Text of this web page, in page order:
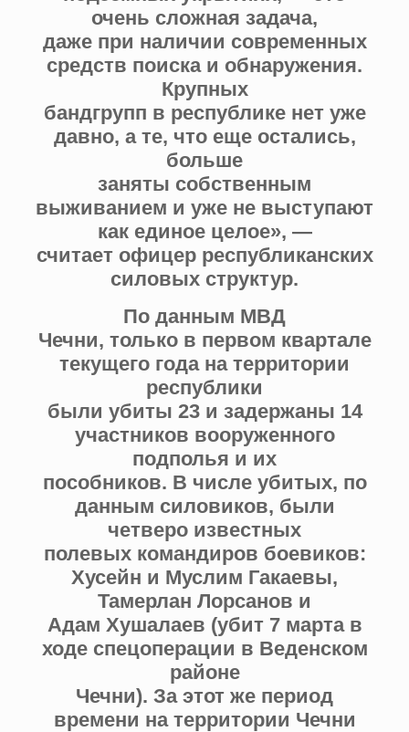
очень сложная задача,
даже при наличии современных
средств поиска и обнаружения.
Крупных
бандгрупп в республике нет уже
давно, а те, что еще остались,
больше
заняты собственным
выживанием и уже не выступают
как единое целое», —
считает офицер республиканских
силовых структур.
По данным МВД
Чечни, только в первом квартале
текущего года на территории
республики
были убиты 23 и задержаны 14
участников вооруженного
подполья и их
пособников. В числе убитых, по
данным силовиков, были
четверо известных
полевых командиров боевиков:
Хусейн и Муслим Гакаевы,
Тамерлан Лорсанов и
Адам Хушалаев (убит 7 марта в
ходе спецоперации в Веденском
районе
Чечни). За этот же период
времени на территории Чечни